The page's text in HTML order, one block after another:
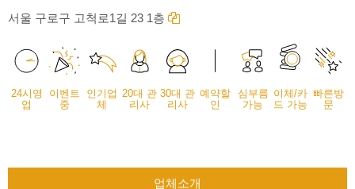
서울 구로구 고척로1길 23 1층
24시영
업
이벤트
중
인기업
체
20대 관
리사
30대 관
리사
예약할
인
심부름
가능
이체/카
드 가능
빠른방
문
업체소개